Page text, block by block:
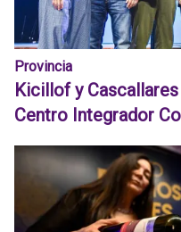
Provincia
Kicillof y
Centro Integrador